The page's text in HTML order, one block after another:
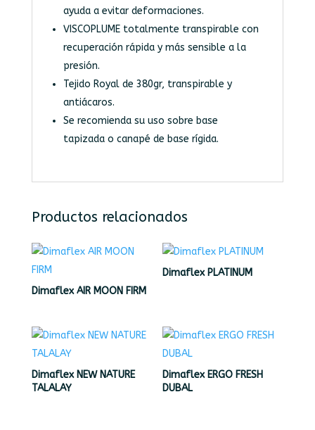
ayuda a evitar deformaciones.
VISCOPLUME totalmente transpirable con
recuperación rápida y más sensible a la
presión.
Tejido Royal de 380gr, transpirable y
antiácaros.
Se recomienda su uso sobre base
tapizada o canapé de base rígida.
Productos relacionados
Dimaflex AIR MOON FIRM
Dimaflex PLATINUM
Dimaflex NEW NATURE
TALALAY
Dimaflex ERGO FRESH
DUBAL